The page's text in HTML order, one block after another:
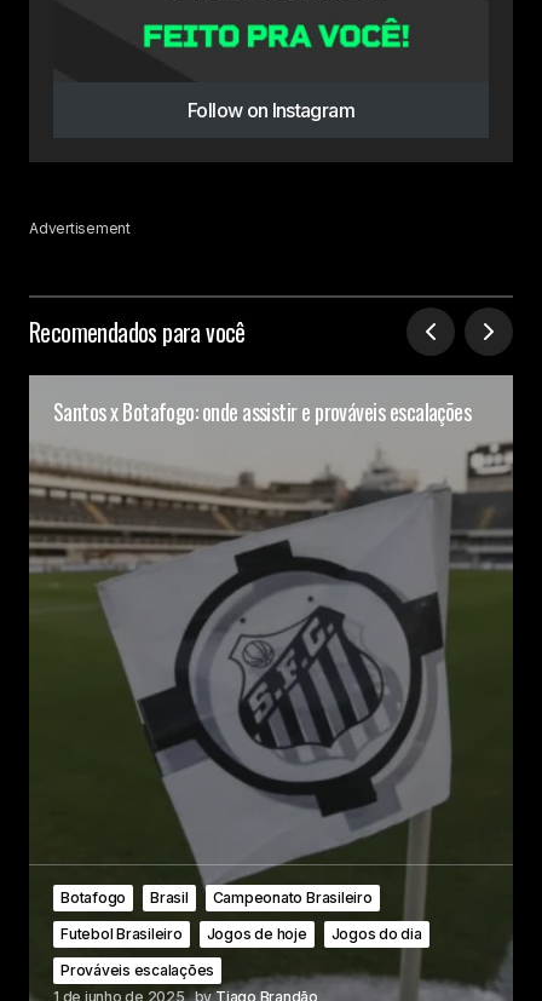
Follow on Instagram
Advertisement
Recomendados para você
Santos x Botafogo: onde assistir e prováveis escalações
Botafogo Brasil
Campeonato Brasileiro
Futebol Brasileiro
Jogos de hoje
Jogos do dia
Prováveis escalações
1 de junho de 2025 byTiago Brandão